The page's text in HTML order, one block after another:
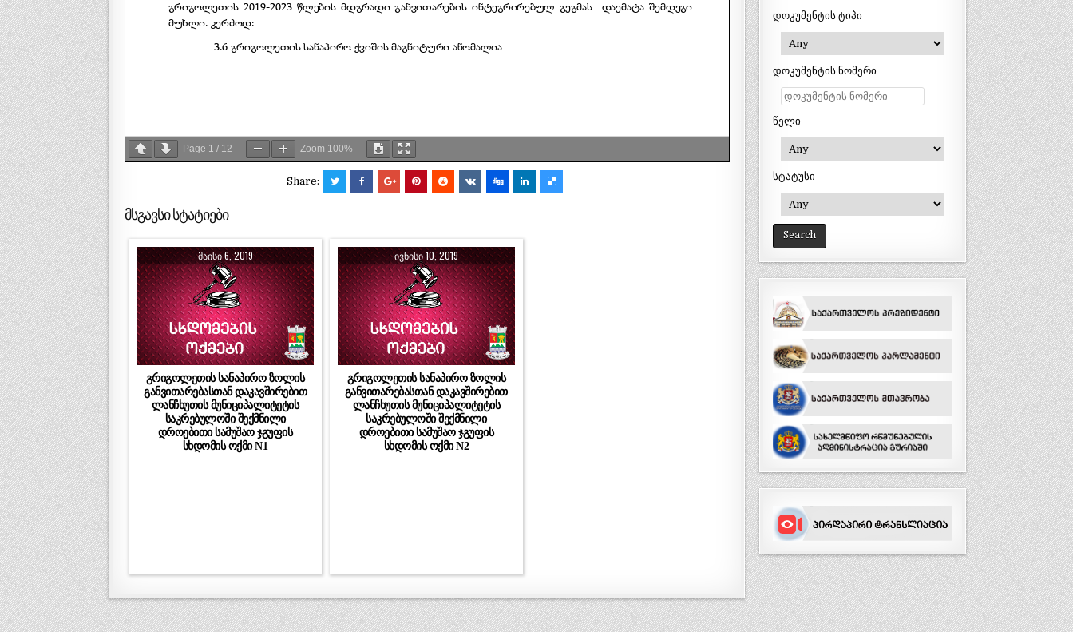
Page 1 / 12 Zoom 100%
Share:
მსგავსი სტატიები
ᲛᲐᲘᲡᲘ 6, 2019
გრიგოლეთის სანაპირო ზოლის
განვითარებასთან დაკავშირებით
ლანჩხუთის მუნიციპალიტეტის
საკრებულოში შექმნილი
დროებითი სამუშაო ჯგუფის
სხდომის ოქმი N1
ᲘᲕᲜᲘᲡᲘ 10, 2019
გრიგოლეთის სანაპირო ზოლის
განვითარებასთან დაკავშირებით
ლანჩხუთის მუნიციპალიტეტის
საკრებულოში შექმნილი
დროებითი სამუშაო ჯგუფის
სხდომის ოქმი N2
დოკუმენტის ტიპი
დოკუმენტის ნომერი
წელი
სტატუსი